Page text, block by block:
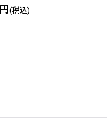
円 (税込)